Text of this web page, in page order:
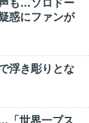
も…ソロドー
惑にファンが
浮き彫りとな
「世界一ブス